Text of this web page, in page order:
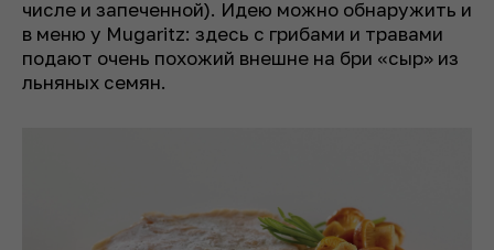
числе и запеченной). Идею можно обнаружить и
в меню у Mugaritz: здесь с грибами и травами
подают очень похожий внешне на бри «сыр» из
льняных семян.